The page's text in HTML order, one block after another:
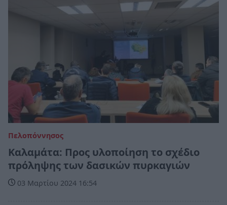
Πελοπόννησος
Καλαμάτα: Προς υλοποίηση το σχέδιο
πρόληψης των δασικών πυρκαγιών
03 Μαρτίου 2024 16:54